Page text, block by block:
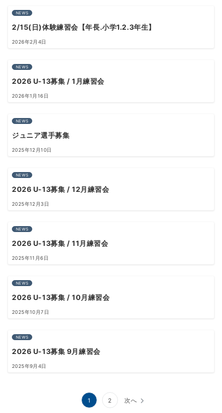
NEWS
2/15(日)体験練習会【年長.小学1.2.3年生】
2026年2月4日
NEWS
2026 U-13募集 / 1月練習会
2026年1月16日
NEWS
ジュニア選手募集
2025年12月10日
NEWS
2026 U-13募集 / 12月練習会
2025年12月3日
NEWS
2026 U-13募集 / 11月練習会
2025年11月6日
NEWS
2026 U-13募集 / 10月練習会
2025年10月7日
NEWS
2026 U-13募集 9月練習会
2025年9月4日
1 2 次へ